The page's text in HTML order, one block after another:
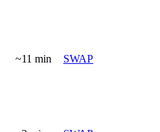
~11 min SWAP